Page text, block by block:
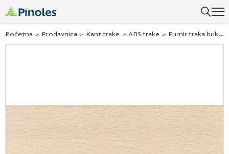
Početna > Prodavnica > Kant trake > ABS trake > Furnir traka bukva 71030 42×2